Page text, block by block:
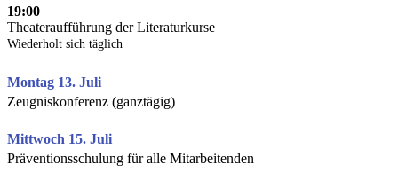
19:00
Theateraufführung der Literaturkurse
Wiederholt sich täglich
Montag 13. Juli
Zeugniskonferenz (ganztägig)
Mittwoch 15. Juli
Präventionsschulung für alle Mitarbeitenden